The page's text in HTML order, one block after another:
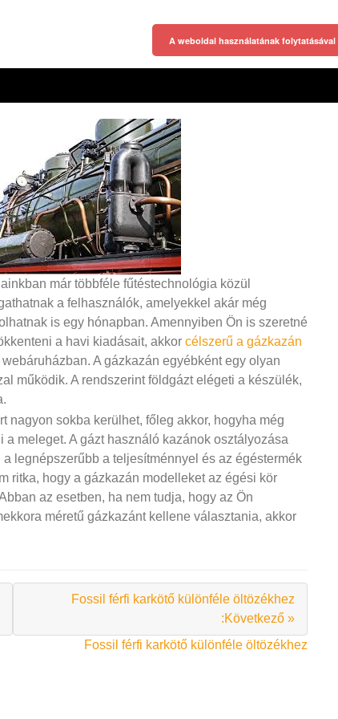
már többféle fűtéstechnológia közül
a felhasználók, amelyekkel akár még
is egy hónapban. Amennyiben Ön is szeretné
a havi kiadásait, akkor célszerű a gázkazán
A gázkazán egyébként egy olyan
működik. A rendszerint földgázt elégeti a készülék,
nagyon sokba kerülhet, főleg akkor, hogyha még
meleget. A gázt használó kazánok osztályozása
legnépszerűbb a teljesítménnyel és az égéstermék
ritka, hogy a gázkazán modelleket az égési kör
az esetben, ha nem tudja, hogy az Ön
méretű gázkazánt kellene választania, akkor
Fossil férfi karkötő különféle öltözékhez
:Következő »
Fossil férfi karkötő különféle öltözékhez
A weboldal használatának